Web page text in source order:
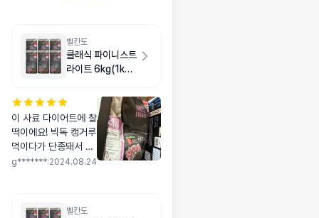
벨칸도
클래식 파이니스트
라이트 6kg(1kg
이 사료 다이어트에 찰
떡이에요! 빅독 캥거루
먹이다가 단종돼서 유
목민 됐는데, 아카나
g******* 2024.08.24
벨칸도